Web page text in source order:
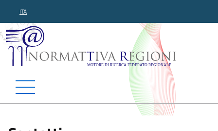
ITA
Normattiva Regioni -